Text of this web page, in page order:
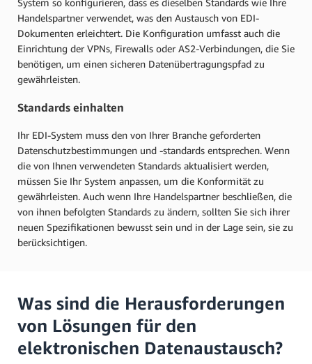
Handelspartner verwendet, was den Austausch von EDI-
Dokumenten erleichtert. Die Konfiguration umfasst auch die
Einrichtung der VPNs, Firewalls oder AS2-Verbindungen, die Sie
benötigen, um einen sicheren Datenübertragungspfad zu
gewährleisten.
Standards einhalten
Ihr EDI-System muss den von Ihrer Branche geforderten
Datenschutzbestimmungen und -standards entsprechen. Wenn
die von Ihnen verwendeten Standards aktualisiert werden,
müssen Sie Ihr System anpassen, um die Konformität zu
gewährleisten. Auch wenn Ihre Handelspartner beschließen, die
von ihnen befolgten Standards zu ändern, sollten Sie sich ihrer
neuen Spezifikationen bewusst sein und in der Lage sein, sie zu
berücksichtigen.
Was sind die Herausforderungen
von Lösungen für den
elektronischen Datenaustausch?